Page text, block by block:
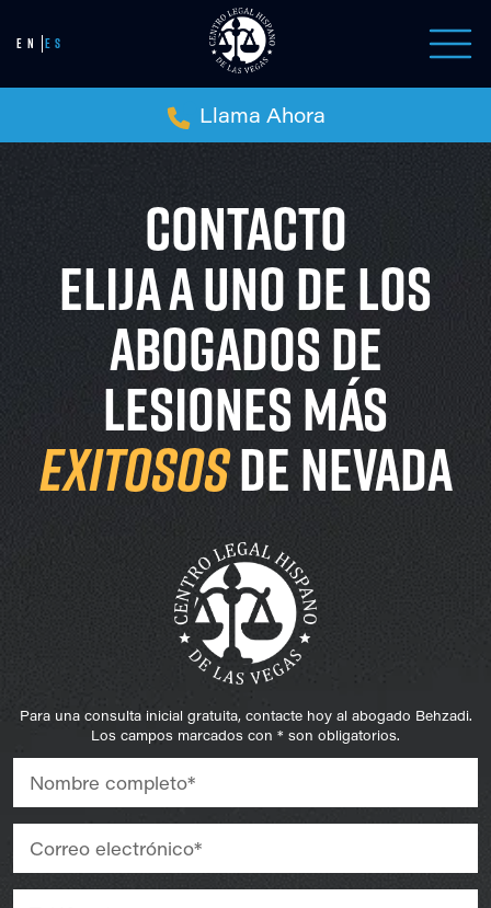
EN ES
Llama Ahora
CONTACTO
ELIJA A UNO DE LOS
ABOGADOS DE
LESIONES MÁS
EXITOSOSDE NEVADA
Para una consulta inicial gratuita, contacte hoy al abogado Behzadi.
Los campos marcados con * son obligatorios.